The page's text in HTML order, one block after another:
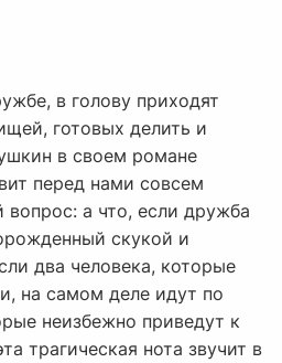
в голову приходят
готовых делить и
в своем романе
перед нами совсем
вопрос: а что, если дружба
скукой и
два человека, которые
на самом деле идут по
неизбежно приведут к
трагическая нота звучит в